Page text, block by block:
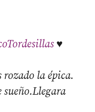
♥️
la épica.
sueño.Llegara